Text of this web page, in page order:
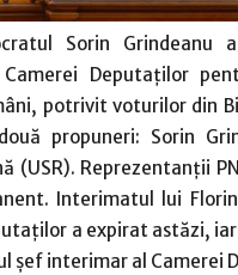
Sorin Grindeanu
Camerei Deputaţilor
potrivit voturilor din
propuneri: Sorin
(USR). Reprezentanţii
Interimatul lui
a expirat astăzi,
şef interimar al Camerei